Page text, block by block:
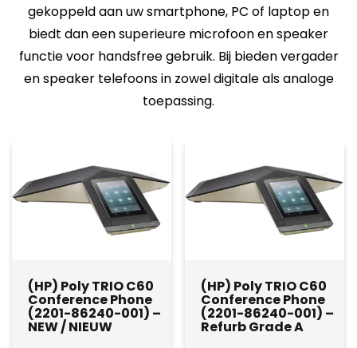
gekoppeld aan uw smartphone, PC of laptop en
biedt dan een superieure microfoon en speaker
functie voor handsfree gebruik. Bij bieden vergader
en speaker telefoons in zowel digitale als analoge
toepassing.
(HP) Poly TRIO C60
Conference Phone
(2201-86240-001) –
NEW / NIEUW
(HP) Poly TRIO C60
Conference Phone
(2201-86240-001) –
Refurb Grade A